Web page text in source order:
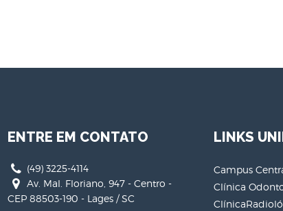
ENTRE EM CONTATO
(49) 3225-4114
Av. Mal. Floriano, 947 - Centro -
CEP 88503-190 - Lages / SC
LINKS
Campus
Clínica